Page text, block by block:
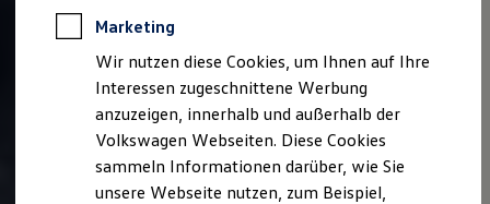
Marketing
Wir nutzen diese Cookies, um Ihnen auf Ihre
Interessen zugeschnittene Werbung
anzuzeigen, innerhalb und außerhalb der
Volkswagen Webseiten. Diese Cookies
sammeln Informationen darüber, wie Sie
unsere Webseite nutzen, zum Beispiel,